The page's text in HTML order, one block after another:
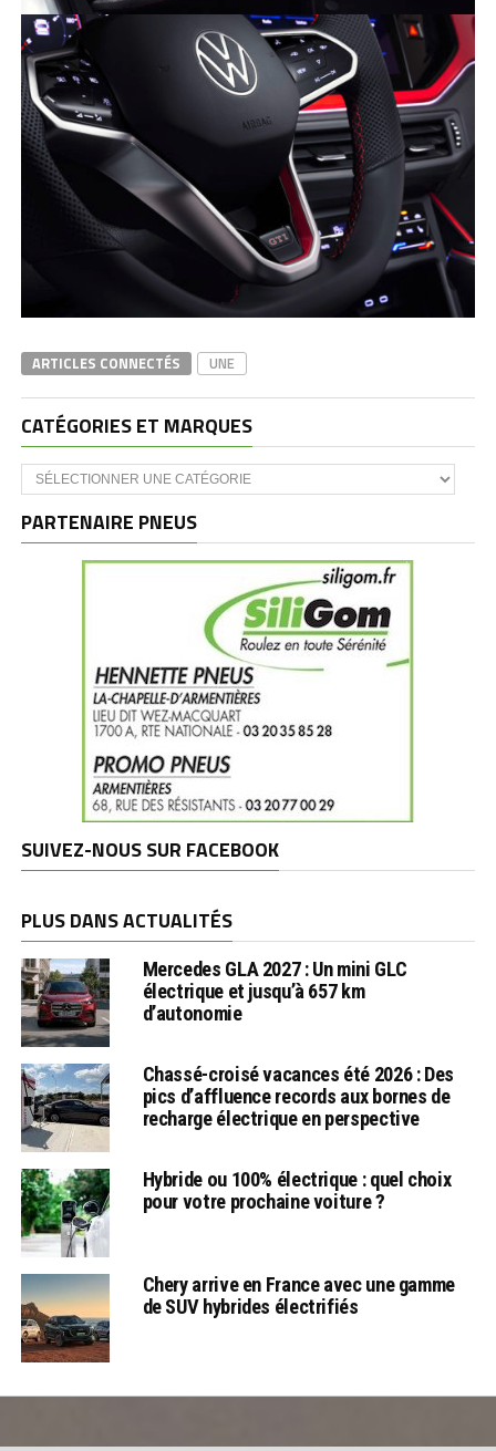
ARTICLES CONNECTÉS UNE
CATÉGORIES ET MARQUES
Catégories
et
PARTENAIRE PNEUS
SUIVEZ-NOUS SUR FACEBOOK
PLUS DANS ACTUALITÉS
Mercedes GLA 2027 : Un mini GLC
électrique et jusqu’à 657 km
d’autonomie
Chassé-croisé vacances été 2026 : Des
pics d’affluence records aux bornes de
recharge électrique en perspective
Hybride ou 100% électrique : quel choix
pour votre prochaine voiture ?
Chery arrive en France avec une gamme
de SUV hybrides électrifiés